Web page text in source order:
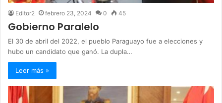
Editor2 febrero 23, 2024 0 45
Gobierno Paralelo
El 30 de abril del 2022, el pueblo Paraguayo fue a elecciones y
hubo un candidato que ganó. La dupla…
Leer más »